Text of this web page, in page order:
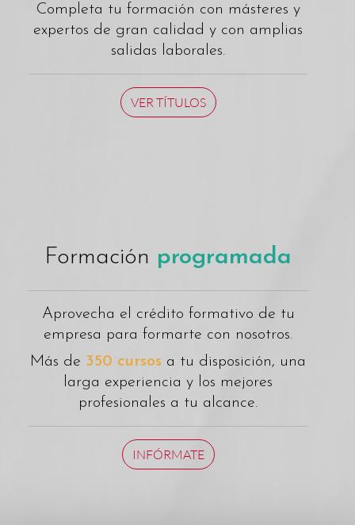
Completa tu formación con másteres y
expertos de gran calidad y con amplias
salidas laborales.
VER TÍTULOS
Formación programada
Aprovecha el crédito formativo de tu
empresa para formarte con nosotros.
Más de 350 cursos a tu disposición, una
larga experiencia y los mejores
profesionales a tu alcance.
INFÓRMATE